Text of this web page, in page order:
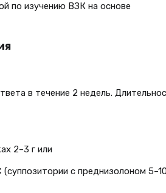
по изучению ВЗК на основе
в течение 2 недель.
2–3 г или
с преднизолоном